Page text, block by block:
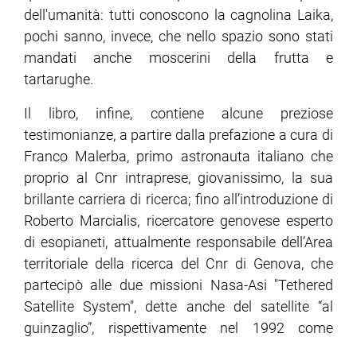
dell'umanità: tutti conoscono la cagnolina Laika,
pochi sanno, invece, che nello spazio sono stati
mandati anche moscerini della frutta e
tartarughe.
Il libro, infine, contiene alcune preziose
testimonianze, a partire dalla prefazione a cura di
Franco Malerba, primo astronauta italiano che
proprio al Cnr intraprese, giovanissimo, la sua
brillante carriera di ricerca; fino all’introduzione di
Roberto Marcialis, ricercatore genovese esperto
di esopianeti, attualmente responsabile dell’Area
territoriale della ricerca del Cnr di Genova, che
partecipò alle due missioni Nasa-Asi "Tethered
Satellite System", dette anche del satellite “al
guinzaglio”, rispettivamente nel 1992 come